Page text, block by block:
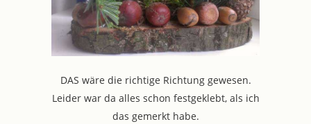
DAS wäre die richtige Richtung gewesen.
Leider war da alles schon festgeklebt, als ich
das gemerkt habe.